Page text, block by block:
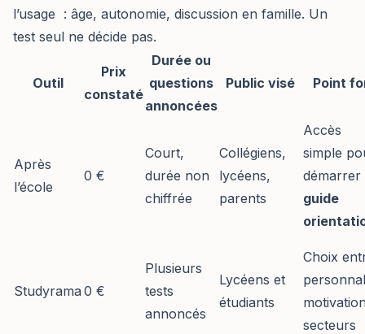
l’usage : âge, autonomie, discussion en famille. Un
test seul ne décide pas.
Outil
Prix
constaté
Durée ou
questions
annoncées
Public visé Point
Après
l’école
0 €
Court,
durée non
chiffrée
Collégiens,
lycéens,
parents
Accès
simple
démarrer
guide
Studyrama 0 €
Plusieurs
tests
annoncés
Lycéens et
étudiants
Choix
secteurs